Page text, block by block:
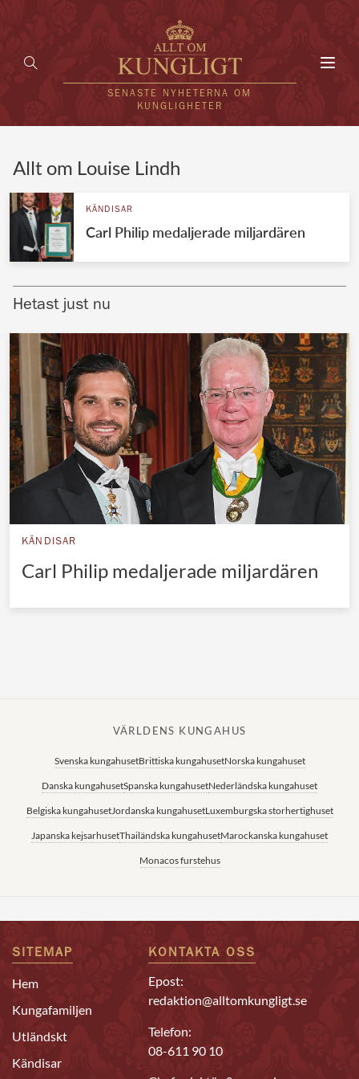
SENASTE NYHETERNA OM
KUNGLIGHETER
UTLÄNDSKT
VÄRLDENS KUNGAHUS
Brittiska kungahuset
Norska kungahuset
Danska kungahuset
Spanska kungahuset
Nederländska kungahuset
Belgiska kungahuset
Jordanska kungahuset
Japanska kejsarhuset
Thailändska kungahuset
REDAKTION
Allt om Louise Lindh
KÄNDISAR
Carl Philip medaljerade miljardären
Hetast just nu
KÄNDISAR
Carl Philip medaljerade miljardären
VÄRLDENS KUNGAHUS
Svenska kungahusetBrittiska kungahusetNorska kungahuset
Danska kungahusetSpanska kungahusetNederländska kungahuset
Belgiska kungahusetJordanska kungahusetLuxemburgska storhertighuset
Japanska kejsarhusetThailändska kungahusetMarockanska kungahuset
Monacos furstehus
SITEMAP
Hem
Kungafamiljen
Utländskt
Kändisar
KONTAKTA OSS
Epost:
redaktion@alltomkungligt.se
Telefon:
08-611 90 10